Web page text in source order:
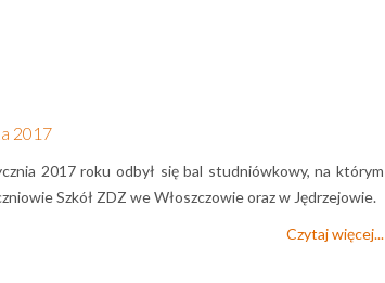
2017
2017 roku odbył się bal studniówkowy, na którym
Szkół ZDZ we Włoszczowie oraz w Jędrzejowie.
Czytaj więcej...